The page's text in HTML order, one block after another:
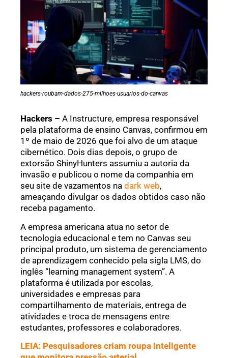
hackers-roubam-dados-275-milhoes-usuarios-do-canvas
Hackers – A Instructure, empresa responsável
pela plataforma de ensino Canvas, confirmou em
1º de maio de 2026 que foi alvo de um ataque
cibernético. Dois dias depois, o grupo de
extorsão ShinyHunters assumiu a autoria da
invasão e publicou o nome da companhia em
seu site de vazamentos na dark web,
ameaçando divulgar os dados obtidos caso não
receba pagamento.
A empresa americana atua no setor de
tecnologia educacional e tem no Canvas seu
principal produto, um sistema de gerenciamento
de aprendizagem conhecido pela sigla LMS, do
inglês “learning management system”. A
plataforma é utilizada por escolas,
universidades e empresas para
compartilhamento de materiais, entrega de
atividades e troca de mensagens entre
estudantes, professores e colaboradores.
LEIA: Pesquisadores criam roupa inteligente